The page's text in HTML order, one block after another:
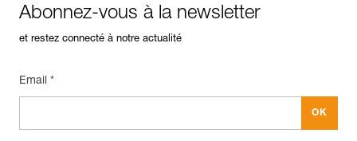
Abonnez-vous à la newsletter
et restez connecté à notre actualité
Email *